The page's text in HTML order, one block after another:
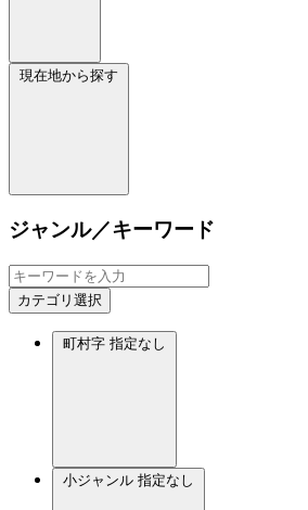
現在地から探す
ジャンル／キーワード
カテゴリ選択
町村字 指定なし
小ジャンル 指定なし